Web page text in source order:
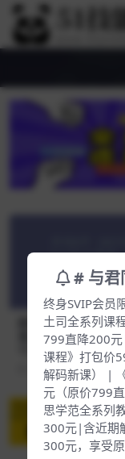
跨境B哥·2023年
课，外贸人强烈推
2年前 147
# 与君
终身SVIP会员
土司全系列课
799直降200
课程》打包价
解码新课） |
元（原价799
思学范全系列
300元|含近期
300元，享受